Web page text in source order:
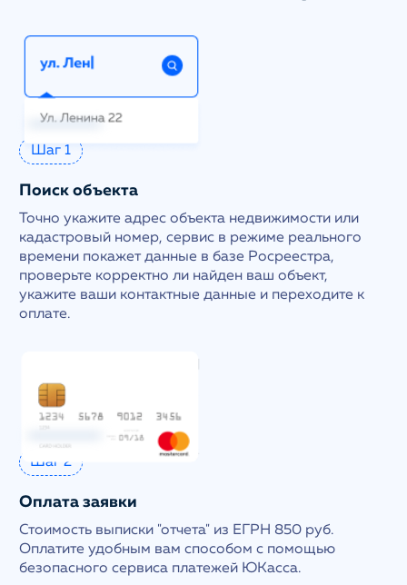
Шаг 1
Поиск объекта
Точно укажите адрес объекта недвижимости или
кадастровый номер, сервис в режиме реального
времени покажет данные в базе Росреестра,
проверьте корректно ли найден ваш объект,
укажите ваши контактные данные и переходите к
оплате.
Шаг 2
Оплата заявки
Стоимость выписки "отчета" из ЕГРН 850 руб.
Оплатите удобным вам способом с помощью
безопасного сервиса платежей ЮКасса.